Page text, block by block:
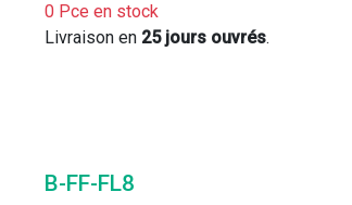
0 Pce en stock
Livraison en 25 jours ouvrés.
B-FF-FL8